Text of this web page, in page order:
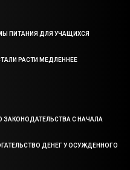
ПИТАНИЯ ДЛЯ УЧАЩИХСЯ
РАСТИ МЕДЛЕННЕЕ
ЗАКОНОДАТЕЛЬСТВА С НАЧАЛА
ДЕНЕГ У ОСУЖДЕННОГО